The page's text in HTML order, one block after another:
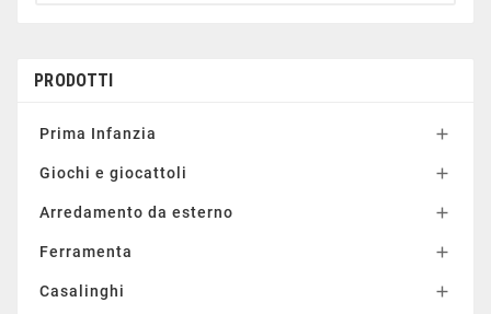
PRODOTTI
Prima Infanzia 
Giochi e giocattoli 
Arredamento da esterno 
Ferramenta 
Casalinghi 